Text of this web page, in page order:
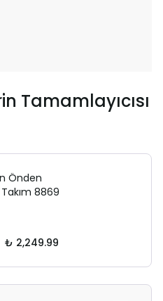
Tamamlayıcısı
Önden
8869
₺ 2,249.99